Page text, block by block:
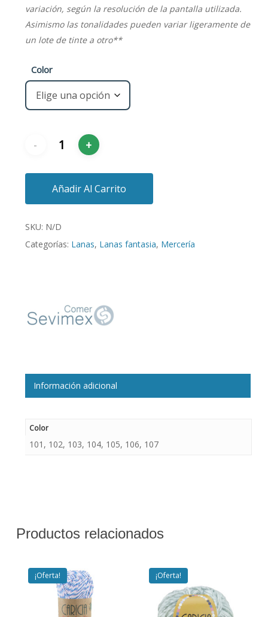
variación, según la resolución de la pantalla utilizada.
Asimismo las tonalidades pueden variar ligeramente de
un lote de tinte a otro**
Color
Añadir Al Carrito
SKU: N/D
Categorías: Lanas, Lanas fantasia, Mercería
Información adicional
Color
101, 102, 103, 104, 105, 106, 107
Productos relacionados
¡Oferta! ¡Oferta!